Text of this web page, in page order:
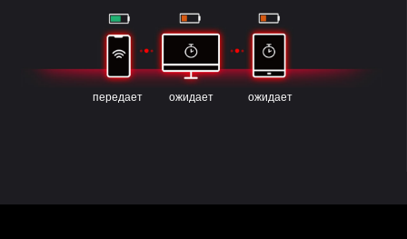
передает ожидает ожидает